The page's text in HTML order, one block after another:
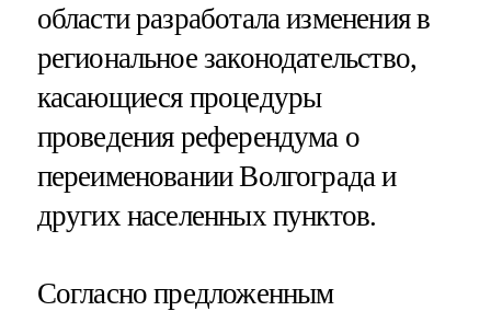
области разработала изменения в
региональное законодательство,
касающиеся процедуры
проведения референдума о
переименовании Волгограда и
других населенных пунктов.
Согласно предложенным